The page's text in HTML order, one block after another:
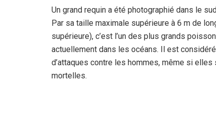
Un grand requin a été photographié dans le
Par sa taille maximale supérieure à 6 m de
supérieure), c’est l’un des plus grands
actuellement dans les océans. Il est
d’attaques contre les hommes, même si
mortelles.